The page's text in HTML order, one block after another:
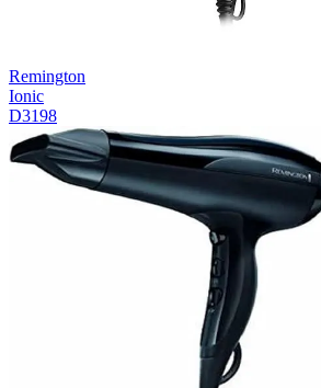
Remington
Ionic
D3198